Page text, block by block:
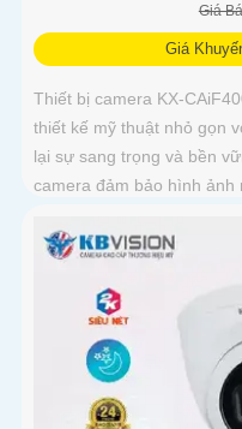
Giá
Giá
Thiết bị camera KX-
thiết kế mỹ thuật nhỏ gọn
lại sự sang trọng và bền
camera đảm bảo hình ảnh